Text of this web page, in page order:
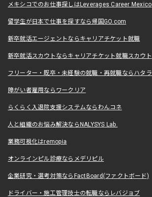
メキシコでのお仕事探しはLeverages Career Mexico
留学生が日本で仕事を探すなら帰国GO.com
新卒就活エージェントならキャリアチケット就職
新卒就活スカウトならキャリアチケット就職スカウト
フリーター・既卒・未経験の就職・再就職ならハタ
障がい者雇用ならワークリア
らくらく入退院支援システムならわんコネ
人と組織のお悩み解決ならNALYSYS Lab.
業務可視化はremopia
オンラインピル診療ならメデリピル
企業研究・選考対策ならFactBoard(ファクトボード)
ドライバー・施工管理技士の転職ならレバジョブ